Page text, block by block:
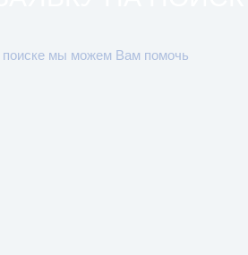
поиске мы можем Вам помочь